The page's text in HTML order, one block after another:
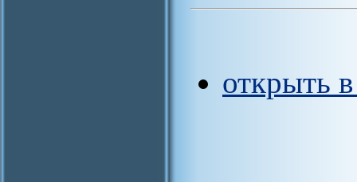
открыть